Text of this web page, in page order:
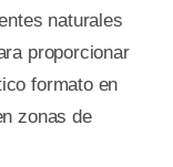
naturales
proporcionar
formato en
zonas de